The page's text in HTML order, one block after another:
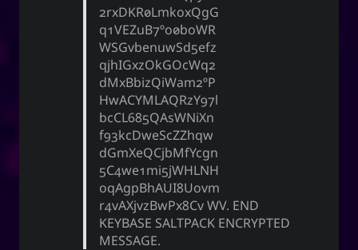
2rxDKR0LmkoxQgG
q1VEZuB7Oo0boWR
WSGvbenuwSd5efz
qjhIGxzOkGOcWq2
dMxBbizQiWam2oP
HwACYMLAQRzY97l
bcCL685QAsWNiXn
f93kcDweScZZhqw
dGmXeQCjbMfYcgn
5C4we1mi5jWHLNH
oqAgpBhAUI8Uovm
r4vAXjvzBwPx8Cv WV. END
KEYBASE SALTPACK ENCRYPTED
MESSAGE.